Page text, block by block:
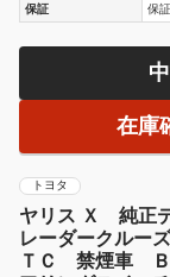
保証
保
在庫
トヨタ
ヤリス Ｘ 純正
レーダークル
ＴＣ 禁煙車 Ｂ